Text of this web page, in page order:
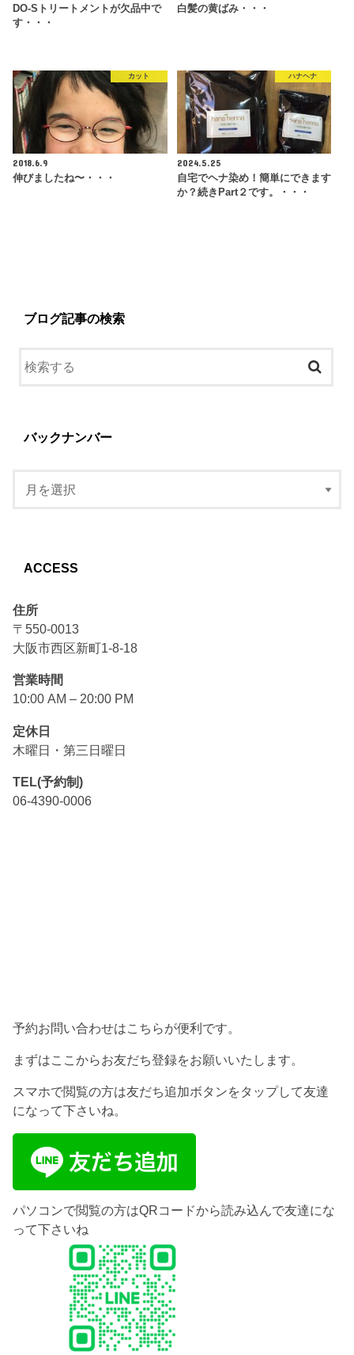
DO-Sトリートメントが欠品中で
す・・・
白髪の黄ばみ・・・
カット
2018.6.9
伸びましたね〜・・・
ハナヘナ
2024.5.25
自宅でヘナ染め！簡単にできます
か？続きPart２です。・・・
ブログ記事の検索
バックナンバー
ACCESS
住所
〒550-0013
大阪市西区新町1-8-18
営業時間
10:00 AM – 20:00 PM
定休日
木曜日・第三日曜日
TEL(予約制)
06-4390-0006
予約お問い合わせはこちらが便利です。
まずはここからお友だち登録をお願いいたします。
スマホで閲覧の方は友だち追加ボタンをタップして友達
になって下さいね。
パソコンで閲覧の方はQRコードから読み込んで友達にな
って下さいね